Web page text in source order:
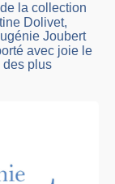
la collection
Dolivet,
Joubert
avec joie le
des plus